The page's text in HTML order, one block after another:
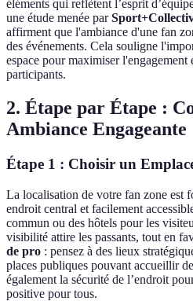
éléments qui reflètent l’esprit
une étude menée par
affirment que l'ambiance d'une fan
des événements. Cela souligne
espace pour maximiser l'engagement
participants.
2. Étape par Étape :
Ambiance Engageante
Étape 1 : Choisir un
La localisation de votre fan zone est
endroit central et facilement
commun ou des hôtels pour les
visibilité attire les passants, tout en
de pro : pensez à des lieux
places publiques pouvant accueillir
également la sécurité de l’endroit
positive pour tous.